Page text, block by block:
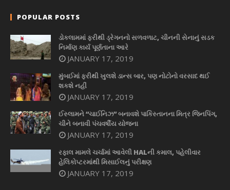
POPULAR POSTS
ડોકલામમાં ફરીથી ડ્રેગનનો સળવળાટ, ચીનની સેનાનું સડક
નિર્માણ કાર્ય પૂર્ણતાના આરે
JANUARY 17, 2019
મુંબઈમાં ફરીથી ખુલશે ડાન્સ બાર, પણ નોટોનો વરસાદ થઈ
શકશે નહીં
JANUARY 17, 2019
ઈસ્લામને “ચાઈનિઝ” બનાવશે પાકિસ્તાનના મિત્ર જિનપિંગ,
ચીને બનાવી પંચવર્ષીય યોજના
JANUARY 17, 2019
રફાલ મામલે ચર્ચામાં આવેલી HALની કમાલ, પહેલીવાર
હેલિકોપ્ટરમાંથી મિસાઈલનું પરીક્ષણ
JANUARY 17, 2019